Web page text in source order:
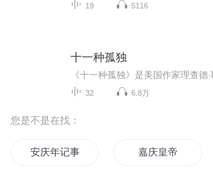
19 5116
十一种孤独
32 6.8万
您是不是在找：
安庆年记事 嘉庆皇帝